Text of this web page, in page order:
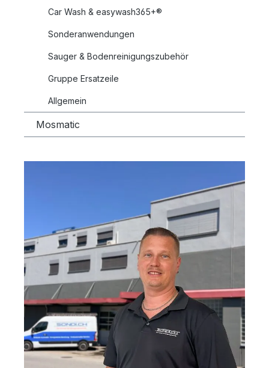
Car Wash & easywash365+®
Sonderanwendungen
Sauger & Bodenreinigungszubehör
Gruppe Ersatzeile
Allgemein
Mosmatic